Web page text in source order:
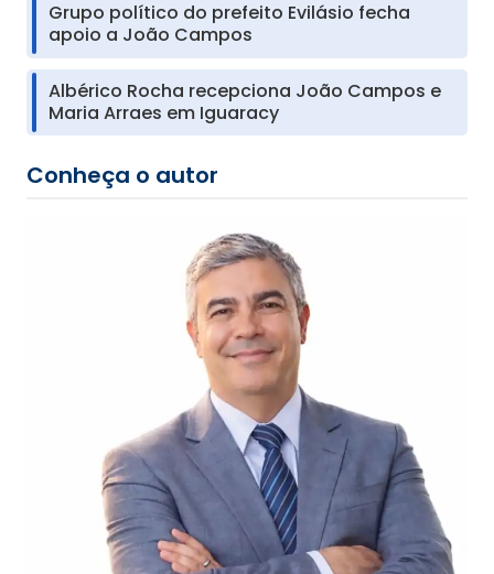
Grupo político do prefeito Evilásio fecha
apoio a João Campos
Albérico Rocha recepciona João Campos e
Maria Arraes em Iguaracy
Conheça o autor